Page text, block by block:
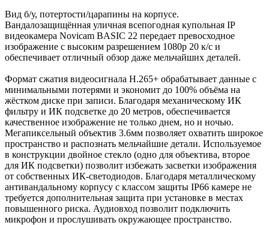
Вид б/у, потертости/царапины на корпусе.
Вандалозащищённая уличная всепогодная купольная IP
видеокамера Novicam BASIC 22 передает превосходное
изображение с высоким разрешением 1080p 20 к/с и
обеспечивает отличный обзор даже мельчайших деталей.
Формат сжатия видеосигнала H.265+ обрабатывает данные с
минимальными потерями и экономит до 100% объёма на
жёстком диске при записи. Благодаря механическому ИК
фильтру и ИК подсветке до 20 метров, обеспечивается
качественное изображение не только днем, но и ночью.
Мегапиксельный объектив 3.6мм позволяет охватить широкое
пространство и распознать мельчайшие детали. Используемое
в конструкции двойное стекло (одно для объектива, второе
для ИК подсветки) позволит избежать засветки изображения
от собственных ИК-светодиодов. Благодаря металлическому
антивандальному корпусу с классом защиты IP66 камере не
требуется дополнительная защита при установке в местах
повышенного риска. Аудиовход позволит подключить
микрофон и прослушивать окружающее пространство.